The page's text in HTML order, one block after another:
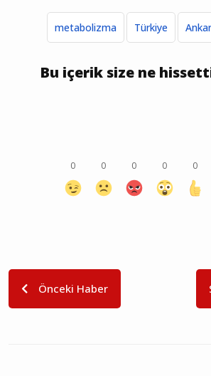
metabolizma Türkiye
Bu içerik size ne
0 0 0 0 0
Önceki Haber